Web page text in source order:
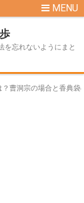
を忘れないようにまと
曹洞宗の場合と香典袋